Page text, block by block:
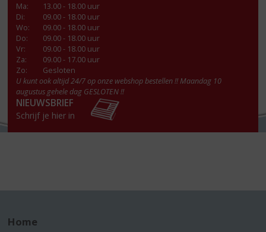
Ma:
13.00 - 18.00 uur
Di:
09.00 - 18.00 uur
Wo:
09.00 - 18.00 uur
Do:
09.00 - 18.00 uur
Vr:
09.00 - 18.00 uur
Za:
09.00 - 17.00 uur
Zo:
Gesloten
U kunt ook altijd 24/7 op onze webshop bestellen !! Maandag 10
augustus gehele dag GESLOTEN !!
NIEUWSBRIEF
Schrijf je hier in
Home